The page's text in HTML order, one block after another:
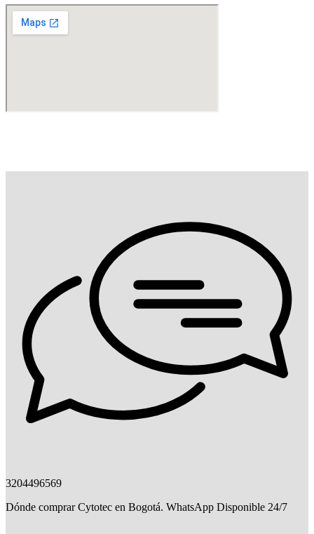
3204496569
Dónde comprar Cytotec en Bogotá. WhatsApp Disponible 24/7